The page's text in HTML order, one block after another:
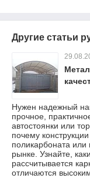
Другие статьи
Нужен надежный
прочное,
автостоянки или
почему
поликарбоната
рынке. Узнайте,
рассчитывается
отличаются